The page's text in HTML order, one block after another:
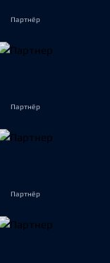
Партнёр
Партнёр
Партнёр